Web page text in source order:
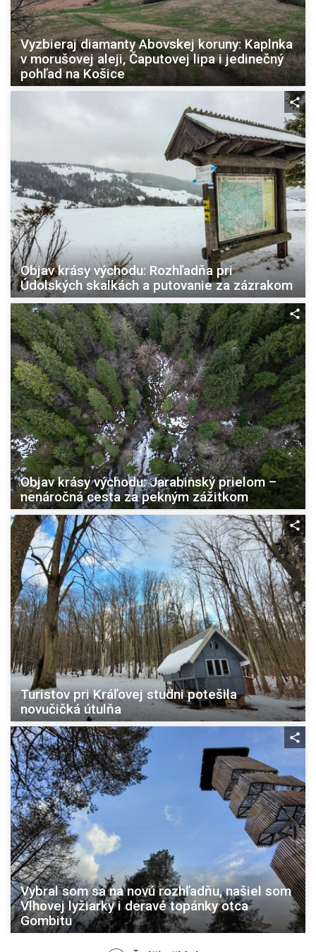
Vyzbieraj diamanty Abovskej koruny: Kaplnka
v morušovej aleji, Čaputovej lipa i jedinečný
pohľad na Košice
Objav krásy východu: Rozhľadňa pri
Údolských skalkách a putovanie za zázrakom
Objav krásy východu: Jarabinský prielom –
nenáročná cesta za pekným zážitkom
Turistov pri Kráľovej studni potešila
novučičká útulňa
Vybral som sa na novú rozhľadňu, našiel som
Vlhovej lyžiarky i deravé topánky otca
Gombitu